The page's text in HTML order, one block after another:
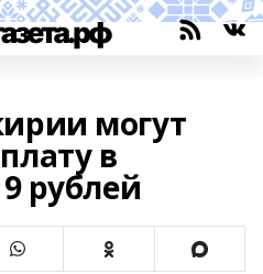
могут
в
рублей